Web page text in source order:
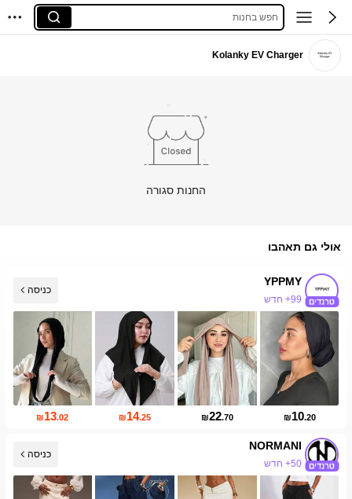
חפש בחנות
Kolanky EV Charger
החנות סגורה
אולי גם תאהבו
YPPMY
99+ חדש
כניסה
₪10.20
₪22.70
₪14.25
₪13.02
NORMANI
50+ חדש
כניסה